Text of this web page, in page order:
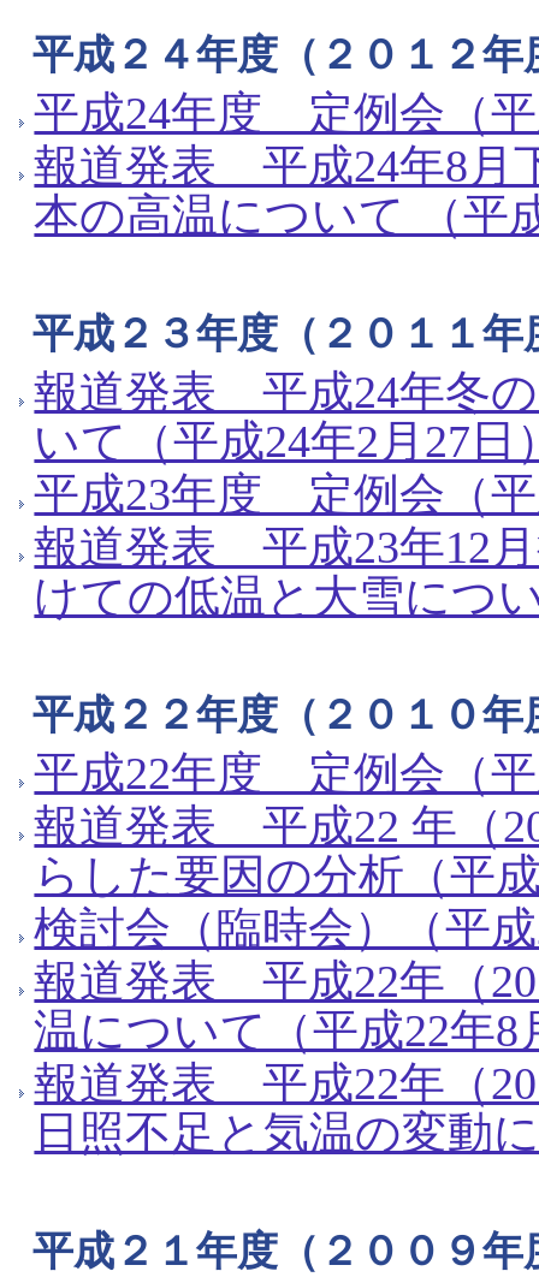
平成２４年度（２０１２年
平成24年度 定例会（平
報道発表 平成24年8月
本の高温について （平
平成２３年度（２０１１年
報道発表 平成24年冬
いて（平成24年2月27日
平成23年度 定例会（平
報道発表 平成23年12
けての低温と大雪につ
平成２２年度（２０１０年
平成22年度 定例会（平
報道発表 平成22 年（
らした要因の分析（平
検討会（臨時会）（平
報道発表 平成22年（
温について（平成22年8
報道発表 平成22年（
日照不足と気温の変動
平成２１年度（２００９年